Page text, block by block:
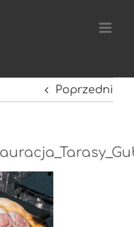
Poprzedni